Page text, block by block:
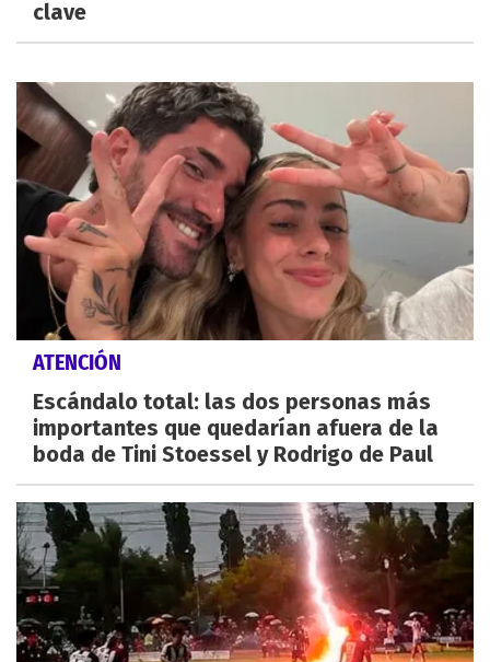
clave
ATENCIÓN
Escándalo total: las dos personas más
importantes que quedarían afuera de la
boda de Tini Stoessel y Rodrigo de Paul